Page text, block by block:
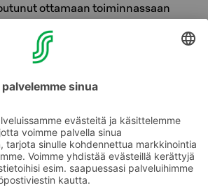
ottamaan toiminnassaan
Seurahuoneelle Kotkassa on
–merkki. Green Key on
hotellien myötä
paremmat mahdollisuudet
kestäviä valintoja sekä